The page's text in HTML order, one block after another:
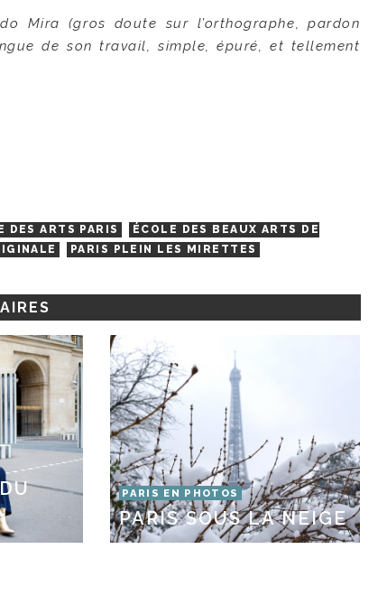
Mira (gros doute sur l’orthographe, pardon
de son travail, simple, épuré, et tellement
DES ARTS PARIS
ÉCOLE DES BEAUX ARTS DE
PARIS PLEIN LES MIRETTES
PARIS EN PHOTOS
PARIS SOUS LA NEIGE